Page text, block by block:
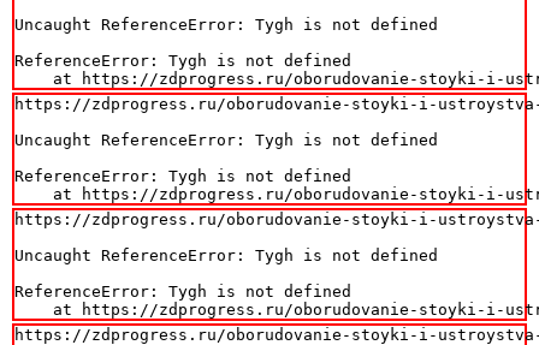
Uncaught ReferenceError: Tygh is not defined
ReferenceError: Tygh is not defined
at https://zdprogress.ru/oborudovanie-stoyki-i-
https://zdprogress.ru/oborudovanie-stoyki-i-ustroystva-
Uncaught ReferenceError: Tygh is not defined
ReferenceError: Tygh is not defined
at https://zdprogress.ru/oborudovanie-stoyki-i-
https://zdprogress.ru/oborudovanie-stoyki-i-ustroystva-
Uncaught ReferenceError: Tygh is not defined
ReferenceError: Tygh is not defined
at https://zdprogress.ru/oborudovanie-stoyki-i-
https://zdprogress.ru/oborudovanie-stoyki-i-ustroystva-